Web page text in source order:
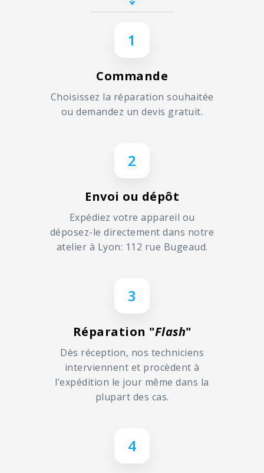
1
Commande
Choisissez la réparation souhaitée
ou demandez un devis gratuit.
2
Envoi ou dépôt
Expédiez votre appareil ou
déposez-le directement dans notre
atelier à Lyon: 112 rue Bugeaud.
3
Réparation "Flash"
Dès réception, nos techniciens
interviennent et procèdent à
l’expédition le jour même dans la
plupart des cas.
4